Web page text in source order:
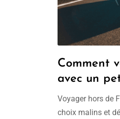
Comment
avec un
Voyager hors de
choix malins et